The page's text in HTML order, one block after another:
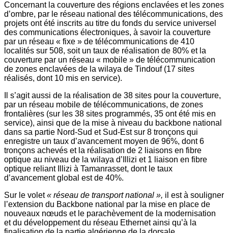
Concernant la couverture des régions enclavées et les zones
d’ombre, par le réseau national des télécommunications, des
projets ont été inscrits au titre du fonds du service universel
des communications électroniques, à savoir la couverture
par un réseau « fixe » de télécommunications de 410
localités sur 508, soit un taux de réalisation de 80% et la
couverture par un réseau « mobile » de télécommunication
de zones enclavées de la wilaya de Tindouf (17 sites
réalisés, dont 10 mis en service).
Il s’agit aussi de la réalisation de 38 sites pour la couverture,
par un réseau mobile de télécommunications, de zones
frontalières (sur les 38 sites programmés, 35 ont été mis en
service), ainsi que de la mise à niveau du backbone national
dans sa partie Nord-Sud et Sud-Est sur 8 tronçons qui
enregistre un taux d’avancement moyen de 96%, dont 6
tronçons achevés et la réalisation de 2 liaisons en fibre
optique au niveau de la wilaya d’Illizi et 1 liaison en fibre
optique reliant Illizi à Tamanrasset, dont le taux
d’avancement global est de 40%.
Sur le volet« réseau de transport national », il est à souligner
l’extension du Backbone national par la mise en place de
nouveaux nœuds et le parachèvement de la modernisation
et du développement du réseau Ethernet ainsi qu’à la